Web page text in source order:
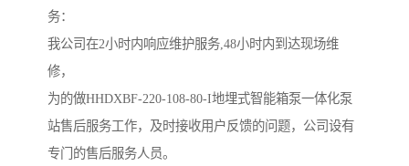
务：
我公司在2小时内响应维护服务,48小时内到达现场维
修，
为的做HHDXBF-220-108-80-I地埋式智能箱泵一体化泵
站售后服务工作，及时接收用户反馈的问题，公司设有
专门的售后服务人员。